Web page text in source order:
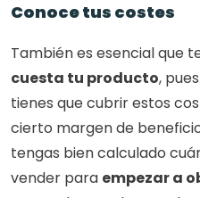
Conoce tus costes
También es esencial que
cuesta tu producto,
tienes que cubrir estos
cierto margen de
tengas bien calculado
vender para empezar a